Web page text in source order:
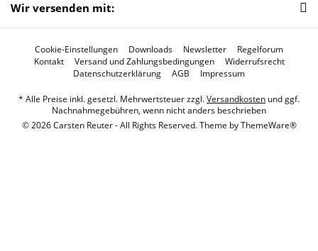
Wir versenden mit:
Cookie-Einstellungen Downloads Newsletter
Regelforum
Kontakt
Versand und Zahlungsbedingungen
Widerrufsrecht
Datenschutzerklärung
AGB Impressum
* Alle Preise inkl. gesetzl. Mehrwertsteuer zzgl.Versandkosten und ggf.
Nachnahmegebühren, wenn nicht anders beschrieben
© 2026 Carsten Reuter - All Rights Reserved. Theme byThemeWare®